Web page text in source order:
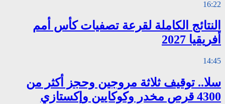
16:22
النتائج الكاملة لقرعة تصفيات كأس أمم
أفريقيا 2027
14:45
سلا.. توقيف ثلاثة مروجين وحجز أكثر من
4300 قرص مخدر وكوكايين وإكستازي